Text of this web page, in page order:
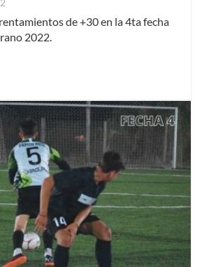
de +30 en la 4ta fecha
2022.